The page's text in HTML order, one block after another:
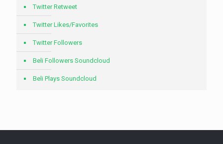
Twitter Retweet
Twitter Likes/Favorites
Twitter Followers
Beli Followers Soundcloud
Beli Plays Soundcloud